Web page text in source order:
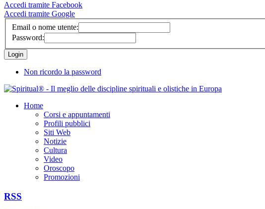
Accedi tramite Facebook
Accedi tramite Google
Email o nome utente:
Password:
Non ricordo la password
Home
Corsi e appuntamenti
Profili pubblici
Siti Web
Notizie
Cultura
Video
Oroscopo
Promozioni
RSS